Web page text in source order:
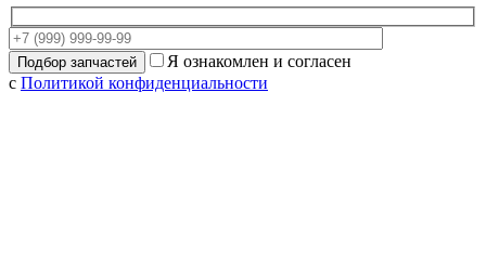
Я ознакомлен и согласен
с Политикой конфиденциальности